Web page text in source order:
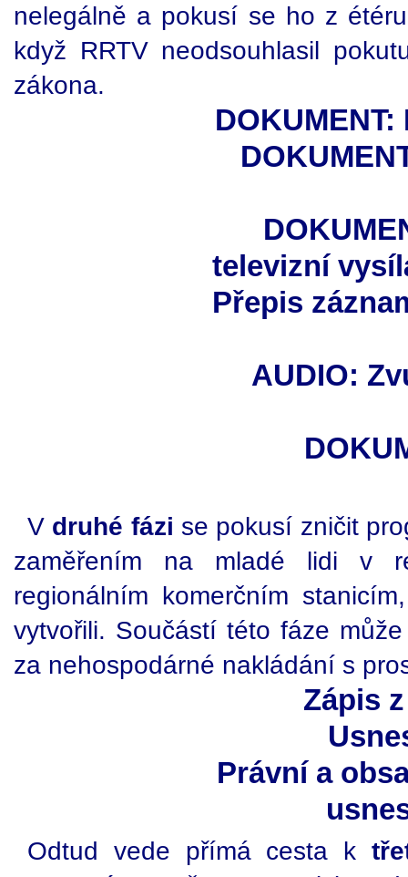
nelegálně a pokusí se ho z
když RRTV neodsouhlasil
zákona.
televizní
Přepis
AUDIO:
V druhé fázi se pokusí zničit
zaměřením na mladé lidi v
regionálním komerčním
vytvořili. Součástí této fáze
za nehospodárné nakládání s
Zápis
Právní a
Odtud vede přímá cesta k